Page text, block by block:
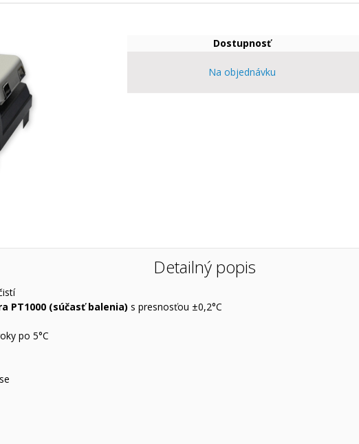
Dostupnosť
Na objednávku
Detailný popis
PT1000 (súčasť balenia) s presnosťou ±0,2°C
po 5°C